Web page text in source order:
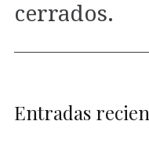
cerrados.
Entradas